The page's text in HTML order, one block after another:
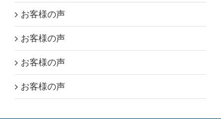
お客様の声
お客様の声
お客様の声
お客様の声